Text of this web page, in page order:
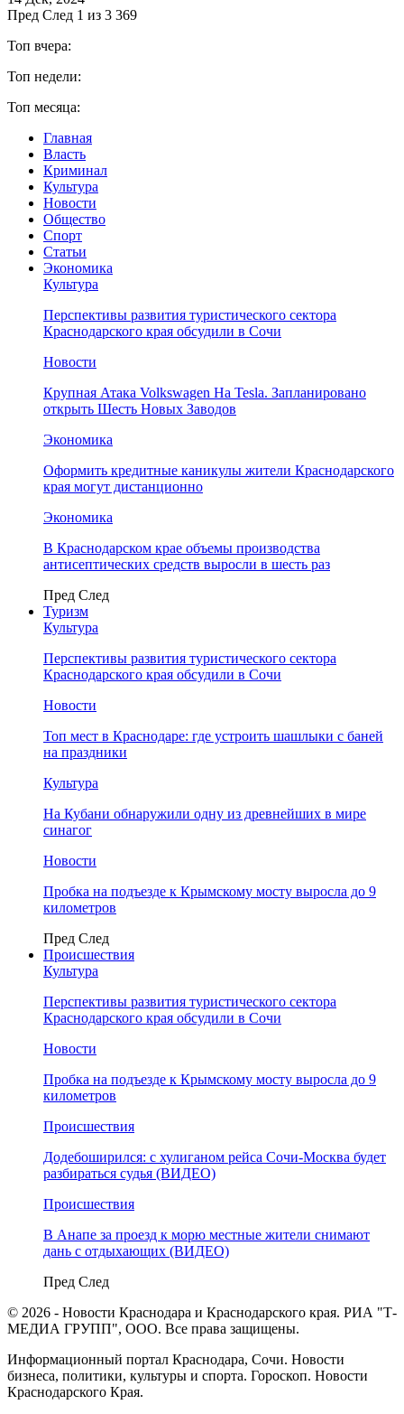
Пред След 1 из 3 369
Топ вчера:
Топ недели:
Топ месяца:
Главная
Власть
Криминал
Культура
Новости
Общество
Спорт
Статьи
Экономика
Культура
Перспективы развития туристического сектора
Краснодарского края обсудили в Сочи
Новости
Крупная Атака Volkswagen На Tesla. Запланировано
открыть Шесть Новых Заводов
Экономика
Оформить кредитные каникулы жители Краснодарского
края могут дистанционно
Экономика
В Краснодарском крае объемы производства
антисептических средств выросли в шесть раз
Пред След
Туризм
Культура
Перспективы развития туристического сектора
Краснодарского края обсудили в Сочи
Новости
Топ мест в Краснодаре: где устроить шашлыки с баней
на праздники
Культура
На Кубани обнаружили одну из древнейших в мире
синагог
Новости
Пробка на подъезде к Крымскому мосту выросла до 9
километров
Пред След
Происшествия
Культура
Перспективы развития туристического сектора
Краснодарского края обсудили в Сочи
Новости
Пробка на подъезде к Крымскому мосту выросла до 9
километров
Происшествия
Додебоширился: с хулиганом рейса Сочи-Москва будет
разбираться судья (ВИДЕО)
Происшествия
В Анапе за проезд к морю местные жители снимают
дань с отдыхающих (ВИДЕО)
Пред След
© 2026 - Новости Краснодара и Краснодарского края. РИА "Т-
МЕДИА ГРУПП", ООО. Все права защищены.
Информационный портал Краснодара, Сочи. Новости
бизнеса, политики, культуры и спорта. Гороскоп. Новости
Краснодарского Края.